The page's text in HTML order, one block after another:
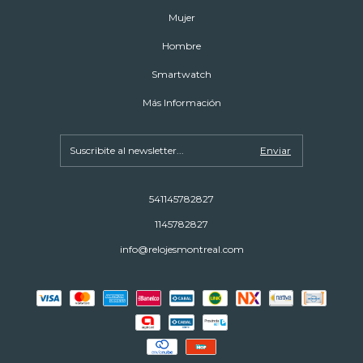
Mujer
Hombre
Smartwatch
Más Información
541145782827
1145782827
info@relojesmontreal.com